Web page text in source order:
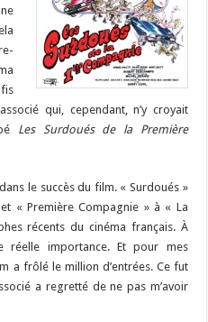
qui, cependant, n’y croyait
Les Surdoués de la Première
le succès du film. « Surdoués »
« Première Compagnie » à « La
récents du cinéma français. À
réelle importance. Et pour mes
a frôlé le million d’entrées. Ce fut
a regretté de ne pas m’avoir